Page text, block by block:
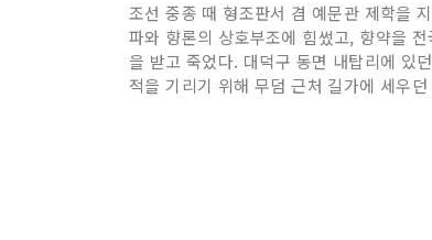
조선 중종 때 형조판서 겸 예문관 제학을
파와 향론의 상호부조에 힘썼고, 향약을
을 받고 죽었다. 대덕구 동면 내탑리에 있
적을 기리기 위해 무덤 근처 길가에 세우